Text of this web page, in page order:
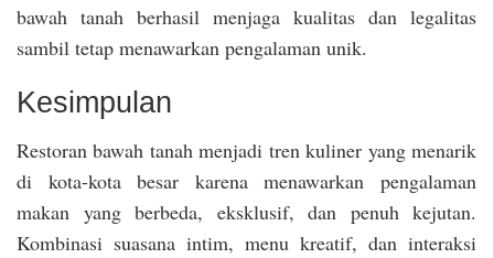
bawah tanah berhasil menjaga kualitas dan legalitas
sambil tetap menawarkan pengalaman unik.
Kesimpulan
Restoran bawah tanah menjadi tren kuliner yang menarik
di kota-kota besar karena menawarkan pengalaman
makan yang berbeda, eksklusif, dan penuh kejutan.
Kombinasi suasana intim, menu kreatif, dan interaksi